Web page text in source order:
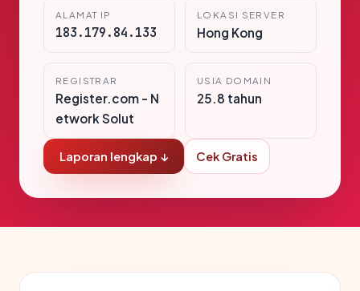
ALAMAT IP
183.179.84.133
LOKASI SERVER
Hong Kong
REGISTRAR
Register.com - N
etwork Solut
USIA DOMAIN
25.8 tahun
Laporan lengkap ↓ Cek Gratis